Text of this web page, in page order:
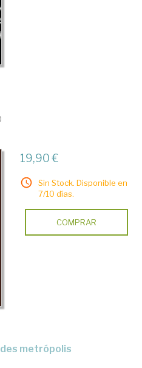
19,90 €
Sin Stock. Disponible en
7/10 días.
COMPRAR
metrópolis